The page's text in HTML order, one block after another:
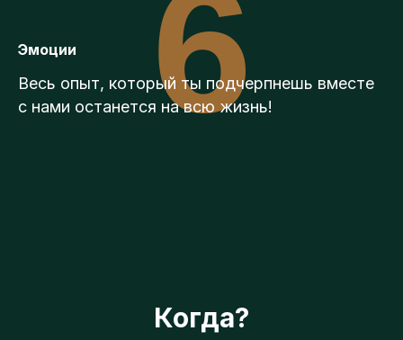
Эмоции
Весь опыт, который ты подчерпнешь вместе
с нами останется на всю жизнь!
6
Когда?